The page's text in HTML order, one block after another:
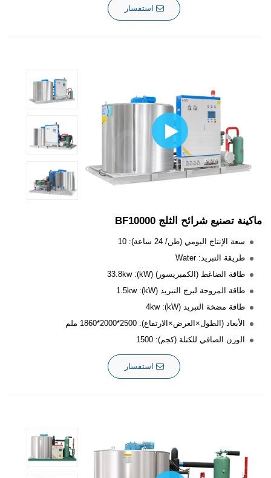
استفسار
ماكينة تصنيع شرائح الثلج BF10000
سعة الإنتاج اليومي (طن/ 24 ساعة): 10
طريقة التبريد: Water
طاقة الضاغط (الكمبريسور) (kW): 33.8kw
طاقة المروحة لبرج التبريد (kW): 1.5kw
طاقة مضخة التبريد (kW): 4kw
الأبعاد (الطول×العرض×الارتفاع): 2500*2000*1860 ملم
الوزن الصافي للكتلة (كجم): 1500
استفسار